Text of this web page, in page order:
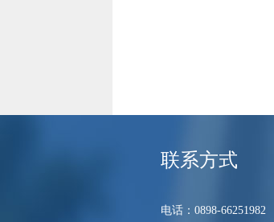
联系方式
电话：0898-66251982